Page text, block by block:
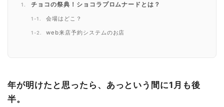
チョコの祭典！ショコラプロムナードとは？
会場はどこ？
web来店予約システムのお店
ナーディル・ギュル《トルコ》
年が明けたと思ったら、あっという間に1月も後
半。